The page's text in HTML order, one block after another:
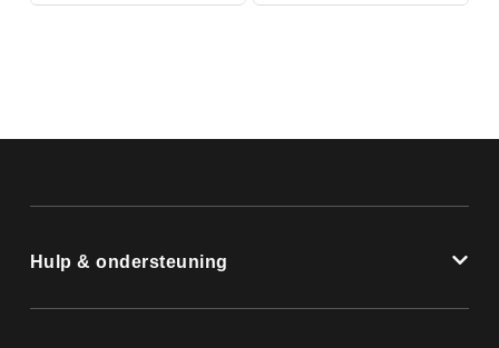
Hulp & ondersteuning